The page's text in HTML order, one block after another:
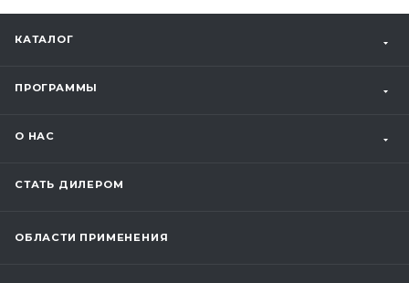
КАТАЛОГ
ПРОГРАММЫ
О НАС
СТАТЬ ДИЛЕРОМ
ОБЛАСТИ ПРИМЕНЕНИЯ